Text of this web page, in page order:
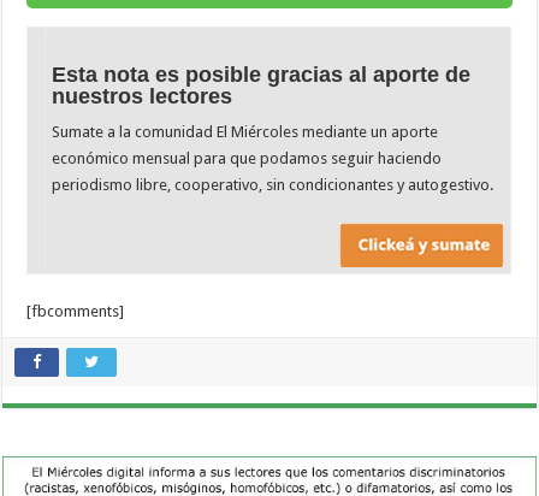
Esta nota es posible gracias al aporte de
nuestros lectores
Sumate a la comunidad El Miércoles mediante un aporte
económico mensual para que podamos seguir haciendo
periodismo libre, cooperativo, sin condicionantes y autogestivo.
[fbcomments]